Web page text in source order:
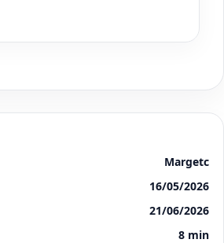
Margetc
16/05/2026
21/06/2026
8 min